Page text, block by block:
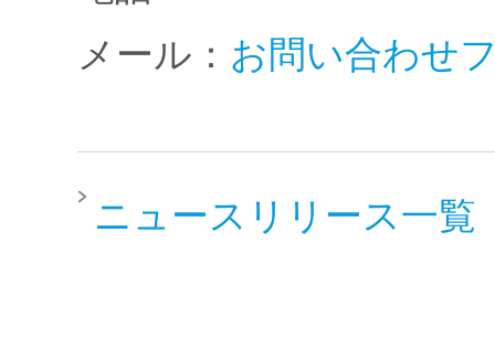
メール： お問い合わせ
ニュースリリース一覧